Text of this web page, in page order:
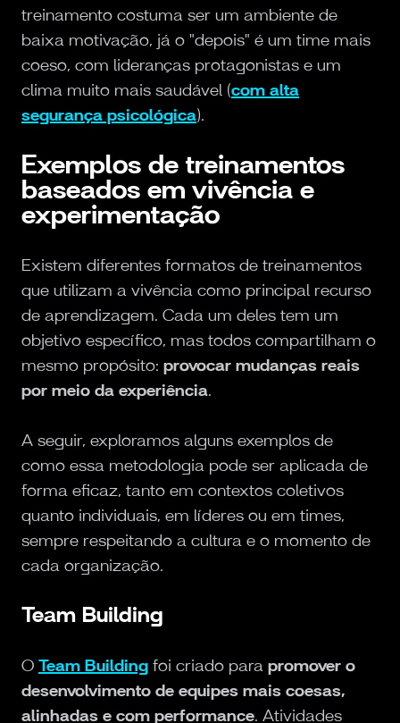
treinamento costuma ser um ambiente de
baixa motivação, já o "depois" é um time mais
coeso, com lideranças protagonistas e um
clima muito mais saudável (com alta
segurança psicológica).
Exemplos de treinamentos
baseados em vivência e
experimentação
Existem diferentes formatos de treinamentos
que utilizam a vivência como principal recurso
de aprendizagem. Cada um deles tem um
objetivo específico, mas todos compartilham o
mesmo propósito: provocar mudanças reais
por meio da experiência.
A seguir, exploramos alguns exemplos de
como essa metodologia pode ser aplicada de
forma eficaz, tanto em contextos coletivos
quanto individuais, em líderes ou em times,
sempre respeitando a cultura e o momento de
cada organização.
Team Building
O Team Building foi criado para promover o
desenvolvimento de equipes mais coesas,
alinhadas e com performance. Atividades